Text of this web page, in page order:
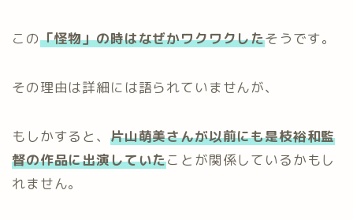
この「怪物」の時はなぜかワクワクしたそうです。
その理由は詳細には語られていませんが、
もしかすると、 片山萌美さんが以前にも是枝裕和監
督の作品に出演していたことが関係しているかもし
れません。